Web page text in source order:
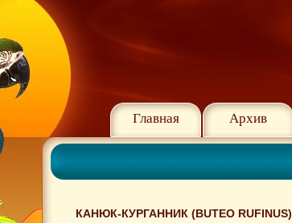
Главная Архив
КАНЮК-КУРГАННИК (BUTEO RUFINUS)